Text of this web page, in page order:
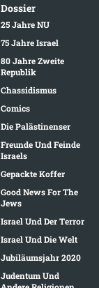
Dossier
25 Jahre NU
75 Jahre Israel
80 Jahre Zweite
Republik
Chassidismus
Comics
Die Palästinenser
Freunde Und Feinde
Israels
Gepackte Koffer
Good News For The
Jews
Israel Und Der Terror
Israel Und Die Welt
Jubiläumsjahr 2020
Judentum Und